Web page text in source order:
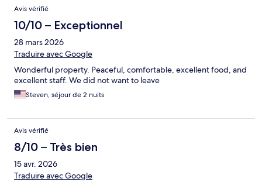
Avis vérifié
10/10 – Exceptionnel
28 mars 2026
Traduire avec Google
Wonderful property. Peaceful, comfortable, excellent food, and
excellent staff. We did not want to leave
Steven, séjour de 2 nuits
Avis vérifié
8/10 – Très bien
15 avr. 2026
Traduire avec Google